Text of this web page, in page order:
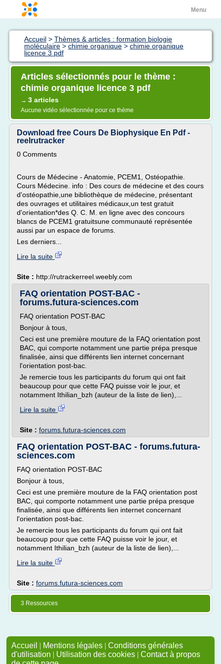
Menu
Accueil > Thèmes & articles : formation biologie
moléculaire > chimie organique > chimie organique
licence 3 pdf
Articles sélectionnés pour le thème :
chimie organique licence 3 pdf
→ 3 articles
Aucune vidéo sélectionnée pour ce thème
Download free Cours De Biophysique En Pdf -
reelrutracker
0 Comments
Cours de Médecine - Anatomie, PCEM1, Ostéopathie.
Cours Médecine. info : Des cours de médecine et des cours
d'ostéopathie,une bibliothèque de médecine, présentant
des ouvrages et utilitaires médicaux,un test gratuit
d'orientation*des Q. C. M. en ligne avec des concours
blancs de PCEM1 gratuitsune communauté représentée
aussi par un espace de forums.
Les derniers...
Lire la suite
Site : http://rutrackerreel.weebly.com
FAQ orientation POST-BAC -
forums.futura-sciences.com
FAQ orientation POST-BAC
Bonjour à tous,
Ceci est une première mouture de la FAQ orientation post
BAC, qui comporte notamment une partie prépa presque
finalisée, ainsi que différents lien internet concernant
l'orientation post-bac.
Je remercie tous les participants du forum qui ont fait
beaucoup pour que cette FAQ puisse voir le jour, et
notamment Ithilian_bzh (auteur de la liste de lien),...
Lire la suite
Site : forums.futura-sciences.com
FAQ orientation POST-BAC - forums.futura-
sciences.com
FAQ orientation POST-BAC
Bonjour à tous,
Ceci est une première mouture de la FAQ orientation post
BAC, qui comporte notamment une partie prépa presque
finalisée, ainsi que différents lien internet concernant
l'orientation post-bac.
Je remercie tous les participants du forum qui ont fait
beaucoup pour que cette FAQ puisse voir le jour, et
notamment Ithilian_bzh (auteur de la liste de lien),...
Lire la suite
Site : forums.futura-sciences.com
3 Ressources
Accueil | Mentions légales | Conditions générales
d'utilisation | Utilisation des cookies | Contact à propos